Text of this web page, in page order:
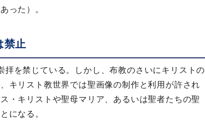
った）。
禁止
拝を禁じている。しかし、布教のさいにキリストの
キリスト教世界では聖画像の制作と利用が許され
・キリストや聖母マリア、あるいは聖者たちの聖
になる。